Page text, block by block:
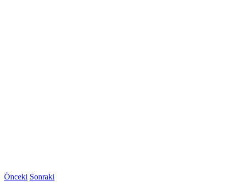
Önceki Sonraki